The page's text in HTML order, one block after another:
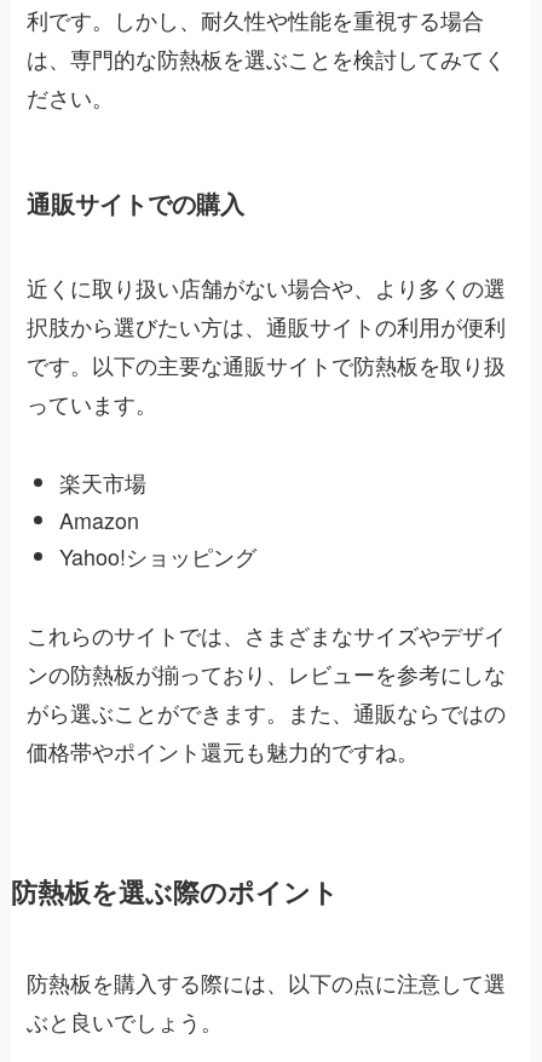
利です。しかし、耐久性や性能を重視する場合
は、専門的な防熱板を選ぶことを検討してみてく
ださい。
通販サイトでの購入
近くに取り扱い店舗がない場合や、より多くの選
択肢から選びたい方は、通販サイトの利用が便利
です。以下の主要な通販サイトで防熱板を取り扱
っています。
楽天市場
Amazon
Yahoo!ショッピング
これらのサイトでは、さまざまなサイズやデザイ
ンの防熱板が揃っており、レビューを参考にしな
がら選ぶことができます。また、通販ならではの
価格帯やポイント還元も魅力的ですね。
防熱板を選ぶ際のポイント
防熱板を購入する際には、以下の点に注意して選
ぶと良いでしょう。